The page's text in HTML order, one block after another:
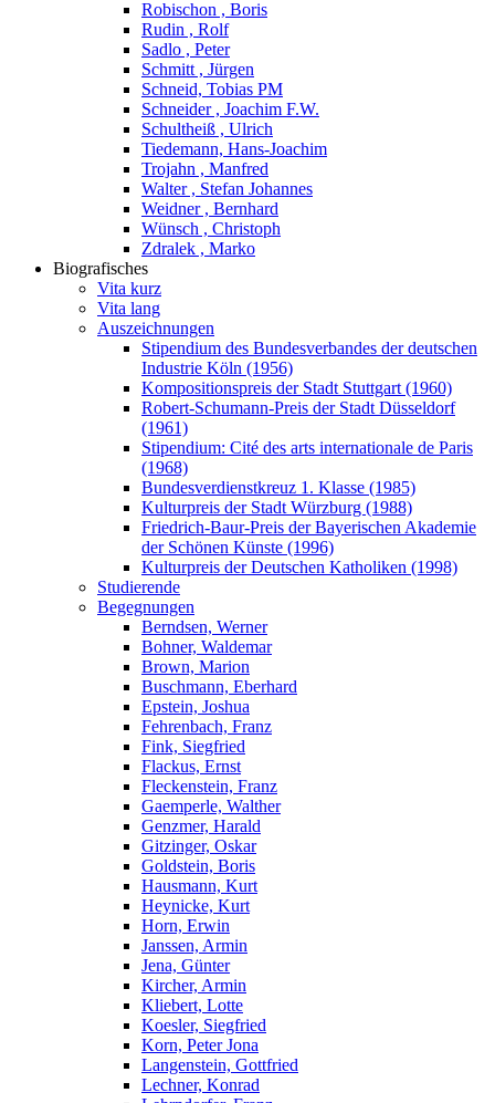
Robischon , Boris
Rudin , Rolf
Sadlo , Peter
Schmitt , Jürgen
Schneid, Tobias PM
Schneider , Joachim F.W.
Schultheiß , Ulrich
Tiedemann, Hans-Joachim
Trojahn , Manfred
Walter , Stefan Johannes
Weidner , Bernhard
Wünsch , Christoph
Zdralek , Marko
Biografisches
Vita kurz
Vita lang
Auszeichnungen
Stipendium des Bundesverbandes der deutschen
Industrie Köln (1956)
Kompositionspreis der Stadt Stuttgart (1960)
Robert-Schumann-Preis der Stadt Düsseldorf
(1961)
Stipendium: Cité des arts internationale de Paris
(1968)
Bundesverdienstkreuz 1. Klasse (1985)
Kulturpreis der Stadt Würzburg (1988)
Friedrich-Baur-Preis der Bayerischen Akademie
der Schönen Künste (1996)
Kulturpreis der Deutschen Katholiken (1998)
Studierende
Begegnungen
Berndsen, Werner
Bohner, Waldemar
Brown, Marion
Buschmann, Eberhard
Epstein, Joshua
Fehrenbach, Franz
Fink, Siegfried
Flackus, Ernst
Fleckenstein, Franz
Gaemperle, Walther
Genzmer, Harald
Gitzinger, Oskar
Goldstein, Boris
Hausmann, Kurt
Heynicke, Kurt
Horn, Erwin
Janssen, Armin
Jena, Günter
Kircher, Armin
Kliebert, Lotte
Koesler, Siegfried
Korn, Peter Jona
Langenstein, Gottfried
Lechner, Konrad